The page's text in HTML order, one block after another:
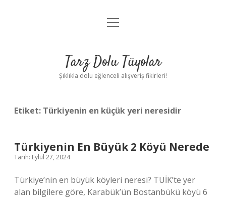
Anasayfa
Yasal Uyarı
menüyü
Tarz Dolu Tüyolar
Şıklıkla dolu eğlenceli alışveriş fikirleri!
Etiket: Türkiyenin en küçük yeri neresidir
Türkiyenin En Büyük 2 Köyü Nerede
Tarih: Eylül 27, 2024
Türkiye’nin en büyük köyleri neresi? TUİK’te yer
alan bilgilere göre, Karabük’ün Bostanbükü köyü 6